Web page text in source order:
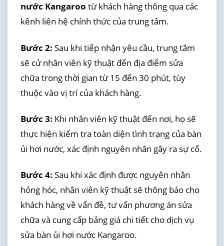
nước Kangaroo từ khách hàng thông qua các
kênh liên hệ chính thức của trung tâm.
Bước 2: Sau khi tiếp nhận yêu cầu, trung tâm
sẽ cử nhân viên kỹ thuật đến địa điểm sửa
chữa trong thời gian từ 15 đến 30 phút, tùy
thuộc vào vị trí của khách hàng.
Bước 3: Khi nhân viên kỹ thuật đến nơi, họ sẽ
thực hiện kiểm tra toàn diện tình trạng của bàn
ủi hơi nước, xác định nguyên nhân gây ra sự cố.
Bước 4: Sau khi xác định được nguyên nhân
hỏng hóc, nhân viên kỹ thuật sẽ thông báo cho
khách hàng về vấn đề, tư vấn phương án sửa
chữa và cung cấp bảng giá chi tiết cho dịch vụ
sửa bàn ủi hơi nước Kangaroo.